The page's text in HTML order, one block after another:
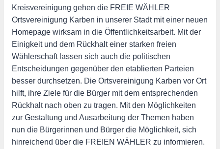
Kreisvereinigung gehen die FREIE WÄHLER
Ortsvereinigung Karben in unserer Stadt mit einer neuen
Homepage wirksam in die Öffentlichkeitsarbeit. Mit der
Einigkeit und dem Rückhalt einer starken freien
Wählerschaft lassen sich auch die politischen
Entscheidungen gegenüber den etablierten Parteien
besser durchsetzen. Die Ortsvereinigung Karben vor Ort
hilft, ihre Ziele für die Bürger mit dem entsprechenden
Rückhalt nach oben zu tragen. Mit den Möglichkeiten
zur Gestaltung und Ausarbeitung der Themen haben
nun die Bürgerinnen und Bürger die Möglichkeit, sich
hinreichend über die FREIEN WÄHLER zu informieren.